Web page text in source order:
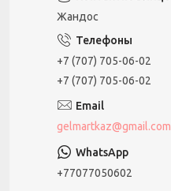
Жандос
+7 (707) 705-06-02
+7 (707) 705-06-02
gelmartkaz@gmail.com
+77077050602